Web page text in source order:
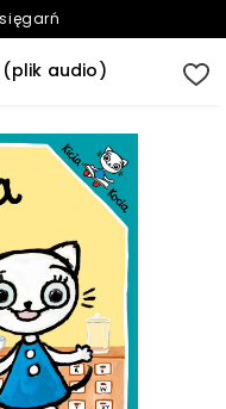
(plik audio)